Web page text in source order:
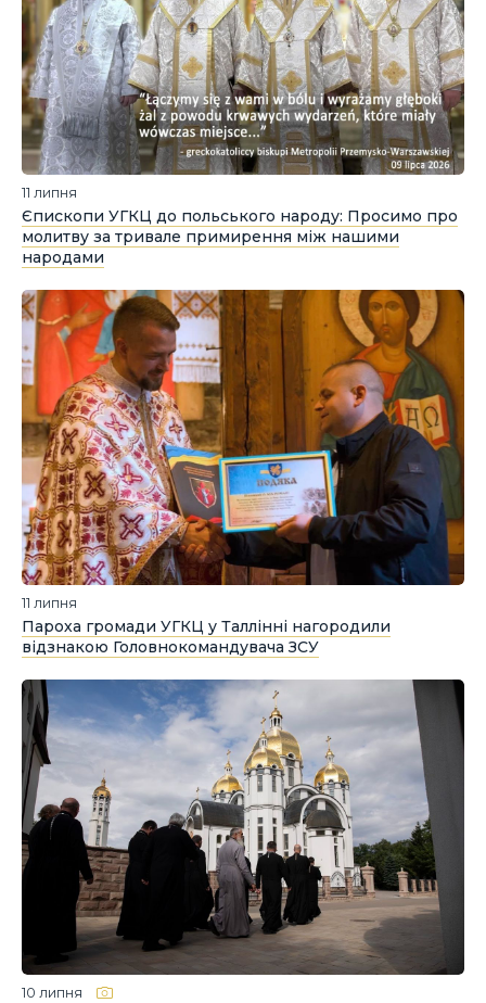
11 липня
Єпископи УГКЦ до польського народу: Просимо про
молитву за тривале примирення між нашими
народами
11 липня
Пароха громади УГКЦ у Таллінні нагородили
відзнакою Головнокомандувача ЗСУ
10 липня